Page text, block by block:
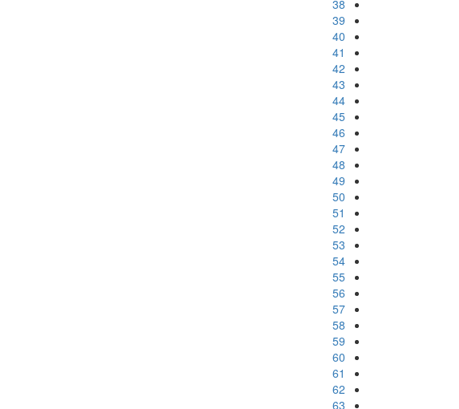
38
39
40
41
42
43
44
45
46
47
48
49
50
51
52
53
54
55
56
57
58
59
60
61
62
63